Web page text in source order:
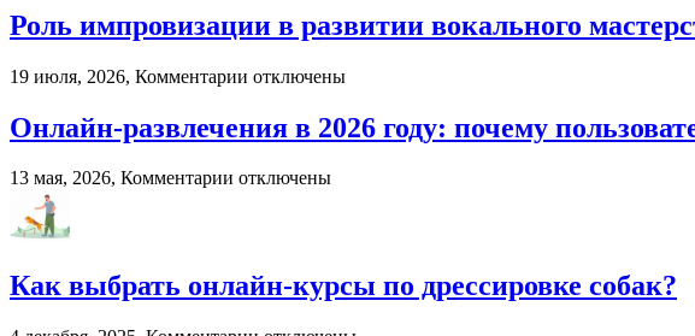
Роль импровизации в развитии вокального
19 июля, 2026, Комментарии к
импровизации
развитии
отключены
Онлайн-развлечения в 2026 году: почему
13 мая, 2026, Комментарии к
2026
году:
почему
отключены
Как выбрать онлайн-курсы по дрессировке собак?